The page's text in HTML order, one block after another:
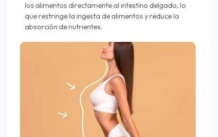
los alimentos directamente al intestino delgado, lo
que restringe la ingesta de alimentos y reduce la
absorción de nutrientes.